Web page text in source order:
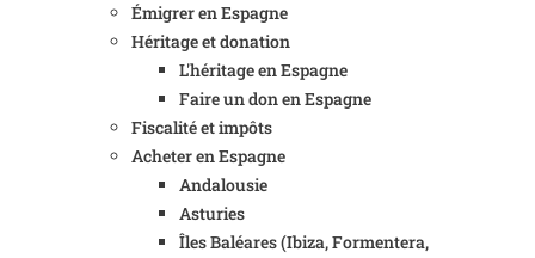
Émigrer en Espagne
Héritage et donation
L'héritage en Espagne
Faire un don en Espagne
Fiscalité et impôts
Acheter en Espagne
Andalousie
Asturies
Îles Baléares (Ibiza, Formentera,